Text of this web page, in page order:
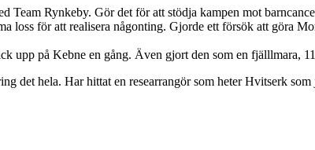
Team Rynkeby. Gör det för att stödja kampen mot
loss för att realisera någonting. Gjorde ett försök att göra
upp på Kebne en gång. Även gjort den som en fjälllmara,
det hela. Har hittat en researrangör som heter Hvitserk